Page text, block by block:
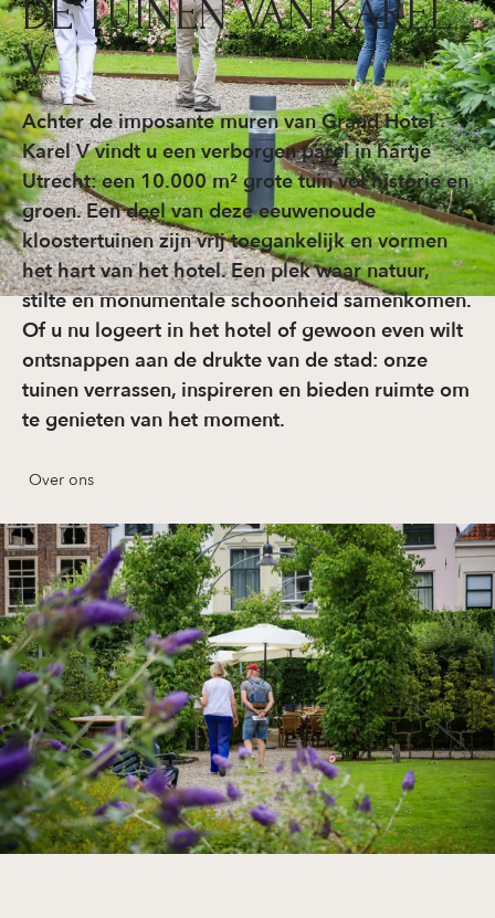
DE TUINEN VAN KAREL
V
Achter de imposante muren van Grand Hotel
Karel V vindt u een verborgen parel in hartje
Utrecht: een 10.000 m² grote tuin vol historie en
groen. Een deel van deze eeuwenoude
kloostertuinen zijn vrij toegankelijk en vormen
het hart van het hotel. Een plek waar natuur,
stilte en monumentale schoonheid samenkomen.
Of u nu logeert in het hotel of gewoon even wilt
ontsnappen aan de drukte van de stad: onze
tuinen verrassen, inspireren en bieden ruimte om
te genieten van het moment.
Over ons